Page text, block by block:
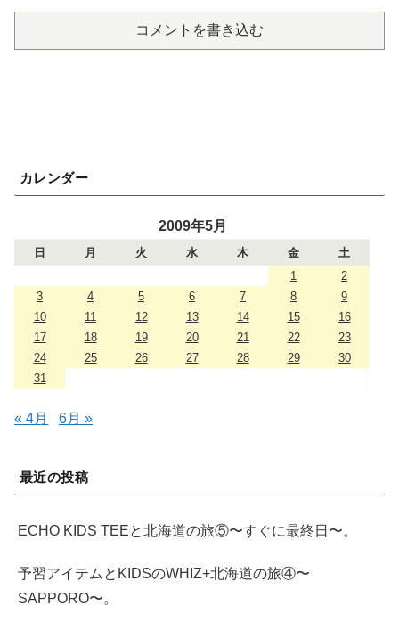
コメントを書き込む
カレンダー
2009年5月
日 月 火 水 木 金
土
1
2
3
4 5 6 7 8
9
10
11 12 13 14 15
16
17
18 19 20 21 22
23
24
25 26 27 28 29
30
31
« 4月 6月 »
最近の投稿
ECHO KIDS TEEと北海道の旅⑤〜すぐに最終日〜。
予習アイテムとKIDSのWHIZ+北海道の旅④〜
SAPPORO〜。